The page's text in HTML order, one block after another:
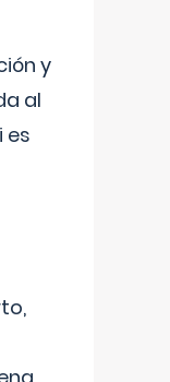
y
al
es